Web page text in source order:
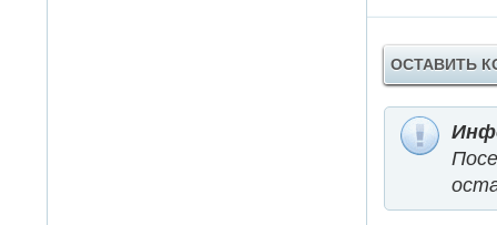
ОСТАВИТЬ